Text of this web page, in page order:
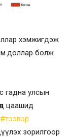
хэмжигдэж
болж
гадна улсын
цаашид
#тээвэр
зорилгоор